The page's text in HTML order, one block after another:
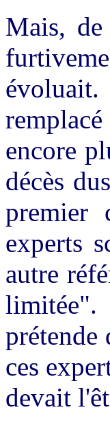
Mais,
encore
décès
premier
experts
autre
ces
devait